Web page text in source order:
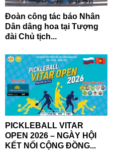
Đoàn công tác báo Nhân
Dân dâng hoa tại Tượng
đài Chủ tịch...
PICKLEBALL VITAR
OPEN 2026 – NGÀY HỘI
KẾT NỐI CỘNG ĐỒNG...